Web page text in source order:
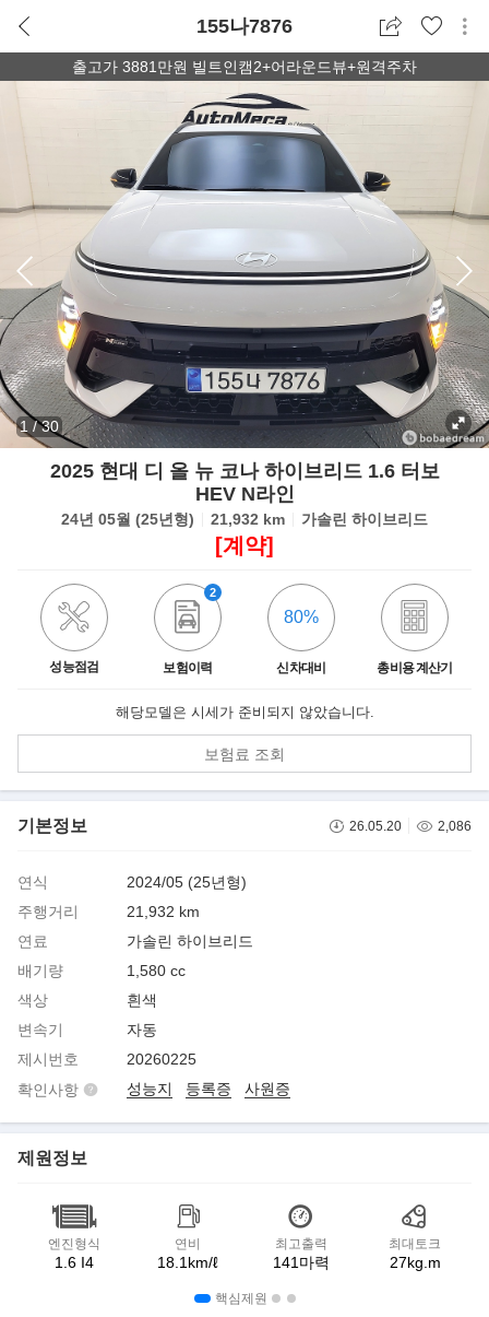
155나7876
출고가 3881만원 빌트인캠2+어라운드뷰+원격주차
1 /30
2025 현대 디 올 뉴 코나 하이브리드 1.6 터보
HEV N라인
24년 05월 (25년형) 21,932 km 가솔린 하이브리드
[계약]
성능점검 보험이력
2
신차대비
80%
총비용 계산기
해당모델은 시세가 준비되지 않았습니다.
보험료 조회
기본정보 26.05.20 2,086
연식
2024/05 (25년형)
주행거리
21,932 km
연료
가솔린 하이브리드
배기량
1,580 cc
색상
흰색
변속기
자동
제시번호
20260225
확인사항
성능지 등록증 사원증
제원정보
엔진형식
1.6 I4
연비
18.1km/ℓ
최고출력
141마력
최대토크
27kg.m
핵심제원